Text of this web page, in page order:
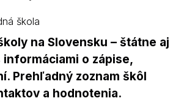
škola
na Slovensku – štátne aj
o zápise,
Prehľadný zoznam škôl
a hodnotenia.